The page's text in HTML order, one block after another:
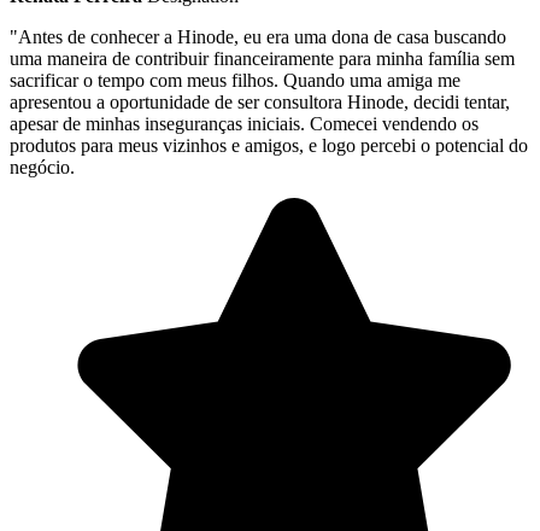
"Antes de conhecer a Hinode, eu era uma dona de casa buscando
uma maneira de contribuir financeiramente para minha família sem
sacrificar o tempo com meus filhos. Quando uma amiga me
apresentou a oportunidade de ser consultora Hinode, decidi tentar,
apesar de minhas inseguranças iniciais. Comecei vendendo os
produtos para meus vizinhos e amigos, e logo percebi o potencial do
negócio.